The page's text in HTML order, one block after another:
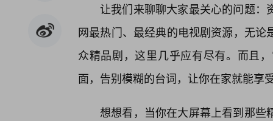
让我们来聊聊大家最关心的问题：
网最热门、最经典的电视剧资源，无
众精品剧，这里几乎应有尽有。而且
面，告别模糊的台词，让你在家就能享
想想看，当你在大屏幕上看到那些